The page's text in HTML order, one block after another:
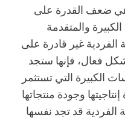
ضعف القدرة على
والمتقدمة
الفردية غير قادرة على
فعال، فإنها ستجد
الكبيرة التي تستثمر
وجودة منتجاتها
الفردية قد تجد نفسها